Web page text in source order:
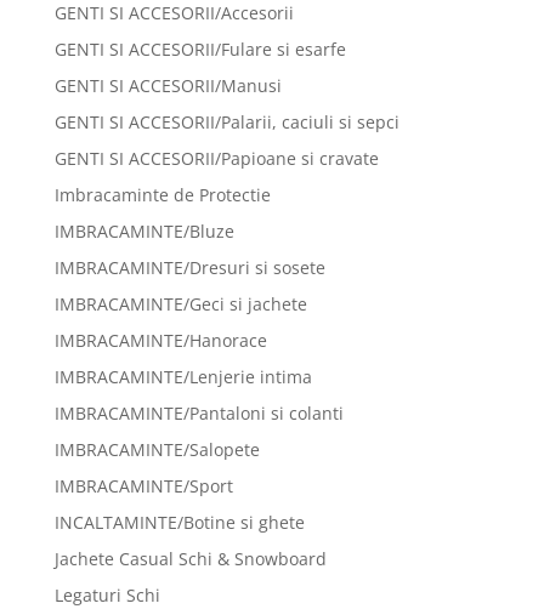
GENTI SI ACCESORII/Accesorii
GENTI SI ACCESORII/Fulare si esarfe
GENTI SI ACCESORII/Manusi
GENTI SI ACCESORII/Palarii, caciuli si sepci
GENTI SI ACCESORII/Papioane si cravate
Imbracaminte de Protectie
IMBRACAMINTE/Bluze
IMBRACAMINTE/Dresuri si sosete
IMBRACAMINTE/Geci si jachete
IMBRACAMINTE/Hanorace
IMBRACAMINTE/Lenjerie intima
IMBRACAMINTE/Pantaloni si colanti
IMBRACAMINTE/Salopete
IMBRACAMINTE/Sport
INCALTAMINTE/Botine si ghete
Jachete Casual Schi & Snowboard
Legaturi Schi